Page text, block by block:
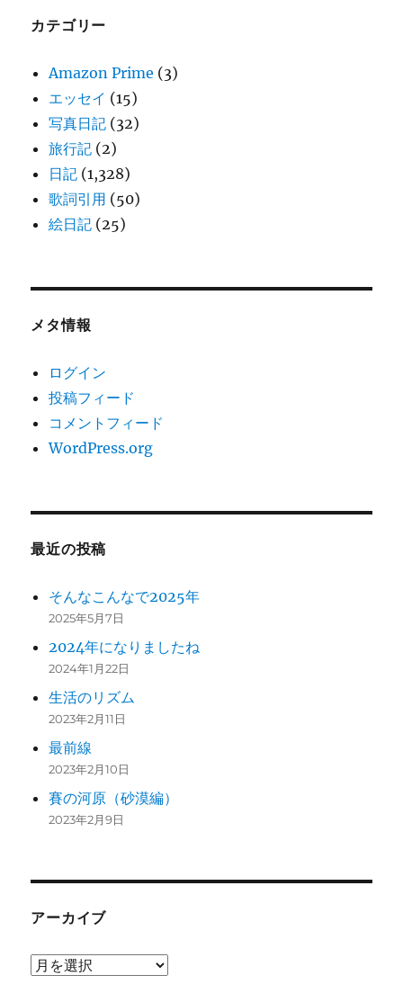
カテゴリー
Amazon Prime (3)
エッセイ (15)
写真日記 (32)
旅行記 (2)
日記 (1,328)
歌詞引用 (50)
絵日記 (25)
メタ情報
ログイン
投稿フィード
コメントフィード
WordPress.org
最近の投稿
そんなこんなで2025年
2025年5月7日
2024年になりましたね
2024年1月22日
生活のリズム
2023年2月11日
最前線
2023年2月10日
賽の河原（砂漠編）
2023年2月9日
アーカイブ
ア